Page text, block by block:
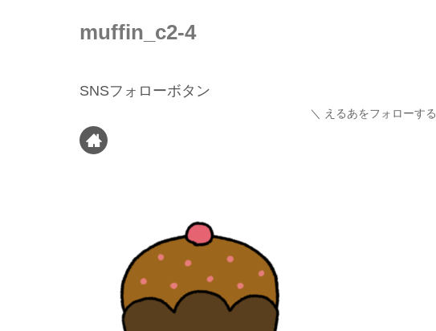
muffin_c2-4
SNSフォローボタン
えるあをフォローする